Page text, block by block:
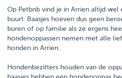
Op Petbnb vind je in Arrien altijd wel
buurt. Baasjes hoeven dus geen
buren of op familie als ze ergens
hondenoppassen nemen met alle
honden in Arrien.
Hondenbezitters houden van de